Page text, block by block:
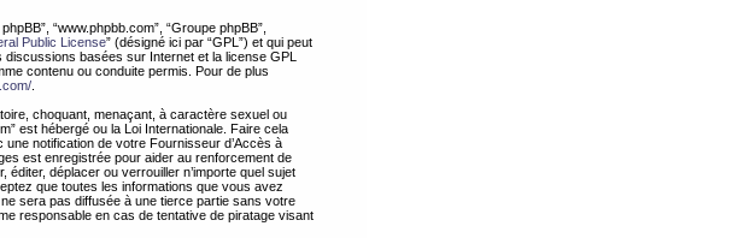
“www.phpbb.com”, “Groupe phpBB”,
Public License” (désigné ici par “GPL”) et qui peut
discussions basées sur Internet et la license GPL
contenu ou conduite permis. Pour de plus
choquant, menaçant, à caractère sexuel ou
est hébergé ou la Loi Internationale. Faire cela
notification de votre Fournisseur d’Accès à
est enregistrée pour aider au renforcement de
déplacer ou verrouiller n’importe quel sujet
que toutes les informations que vous avez
sera pas diffusée à une tierce partie sans votre
responsable en cas de tentative de piratage visant